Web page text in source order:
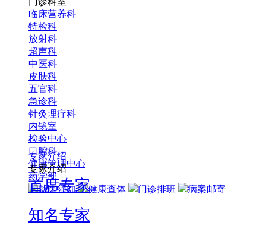
临床营养科
特检科
放射科
超声科
中医科
皮肤科
五官科
急诊科
针灸理疗科
内镜室
检验中心
口腔科
健康管理中心
药学部
就医须知
健康查体 门诊排班 病案邮寄
专家介绍
专家介绍
首席专家
知名专家